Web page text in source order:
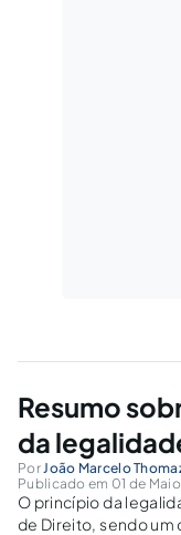
Resumo
da
Por João Marcelo
Publicado em 01 de Maio
O princípio da
de Direito, sendo um